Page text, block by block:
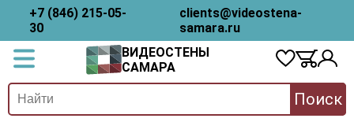
+7 (846) 215-05-
30
clients@videostena-
samara.ru
ВИДЕОСТЕНЫ
САМАРА
Поиск